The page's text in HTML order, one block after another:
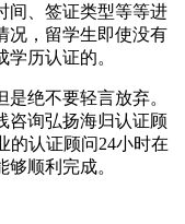
间、签证类型等等进
况，留学生即使没有
历认证的。
绝不要轻言放弃。
咨询弘扬海归认证顾
的认证顾问24小时在
顺利完成。